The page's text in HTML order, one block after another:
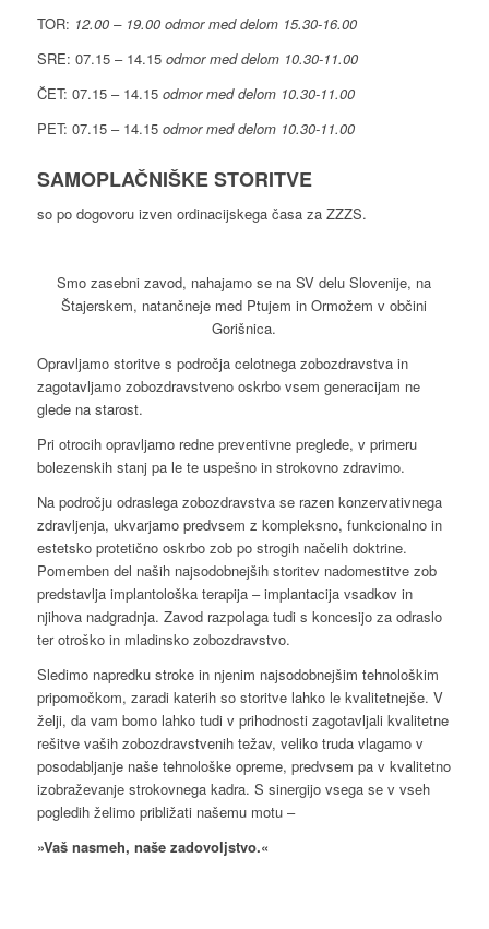
TOR: 12.00 – 19.00 odmor med delom 15.30-16.00
SRE: 07.15 – 14.15 odmor med delom 10.30-11.00
ČET: 07.15 – 14.15 odmor med delom 10.30-11.00
PET: 07.15 – 14.15 odmor med delom 10.30-11.00
SAMOPLAČNIŠKE STORITVE
so po dogovoru izven ordinacijskega časa za ZZZS.
Smo zasebni zavod, nahajamo se na SV delu Slovenije, na
Štajerskem, natančneje med Ptujem in Ormožem v občini
Gorišnica.
Opravljamo storitve s področja celotnega zobozdravstva in
zagotavljamo zobozdravstveno oskrbo vsem generacijam ne
glede na starost.
Pri otrocih opravljamo redne preventivne preglede, v primeru
bolezenskih stanj pa le te uspešno in strokovno zdravimo.
Na področju odraslega zobozdravstva se razen konzervativnega
zdravljenja, ukvarjamo predvsem z kompleksno, funkcionalno in
estetsko protetično oskrbo zob po strogih načelih doktrine.
Pomemben del naših najsodobnejših storitev nadomestitve zob
predstavlja implantološka terapija – implantacija vsadkov in
njihova nadgradnja. Zavod razpolaga tudi s koncesijo za odraslo
ter otroško in mladinsko zobozdravstvo.
Sledimo napredku stroke in njenim najsodobnejšim tehnološkim
pripomočkom, zaradi katerih so storitve lahko le kvalitetnejše. V
želji, da vam bomo lahko tudi v prihodnosti zagotavljali kvalitetne
rešitve vaših zobozdravstvenih težav, veliko truda vlagamo v
posodabljanje naše tehnološke opreme, predvsem pa v kvalitetno
izobraževanje strokovnega kadra. S sinergijo vsega se v vseh
pogledih želimo približati našemu motu –
»Vaš nasmeh, naše zadovoljstvo.«